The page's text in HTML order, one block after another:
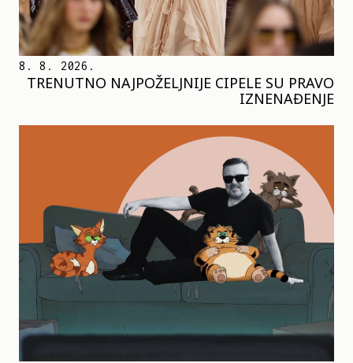
8. 8. 2026.
TRENUTNO NAJPOŽELJNIJE CIPELE SU PRAVO
IZNENAĐENJE